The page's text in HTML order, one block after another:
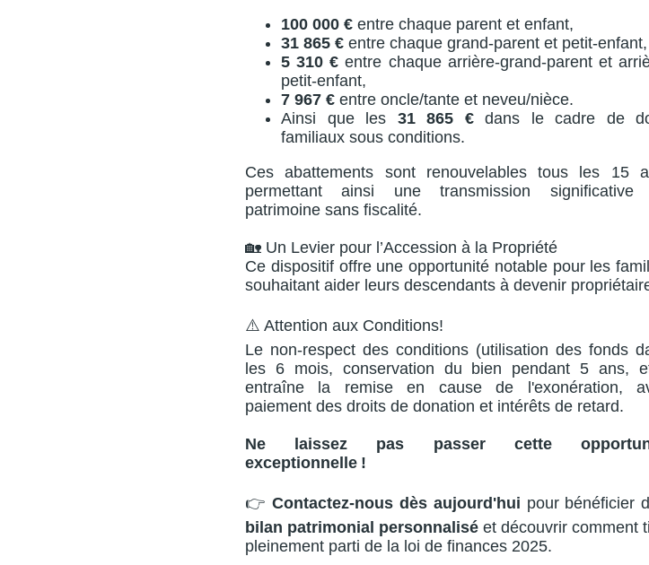
100 000 € entre chaque parent et enfant,
31 865 € entre chaque grand-parent et petit-enfant,
5 310 € entre chaque arrière-grand-parent et
petit-enfant,
7 967 € entre oncle/tante et neveu/nièce.
Ainsi que les 31 865 €dans le cadre de
familiaux sous conditions.
Ces abattements sont renouvelables tous les 15
permettant ainsi une transmission significative
patrimoine sans fiscalité.
🏡 Un Levier pour l’Accession à la Propriété
Ce dispositif offre une opportunité notable pour les
souhaitant aider leurs descendants à devenir
⚠️ Attention aux Conditions!
Le non-respect des conditions (utilisation des fonds
les 6 mois, conservation du bien pendant 5 ans,
entraîne la remise en cause de l'exonération,
paiement des droits de donation et intérêts de retard.
Ne laissez pas passer cette
exceptionnelle !
👉Contactez-nous dès aujourd'hui pour bénéficier
bilan patrimonial personnalisé et découvrir comment
pleinement parti de la loi de finances 2025.